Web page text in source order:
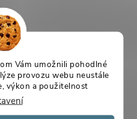
Vám umožnili pohodlné
provozu webu neustále
výkon a použitelnost